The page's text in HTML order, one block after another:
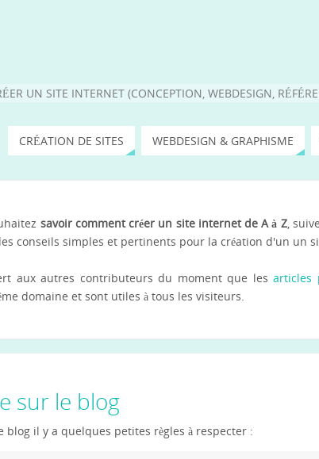
UN SITE INTERNET (CONCEPTION, WEBDESIGN,
CRÉATION DE SITES WEBDESIGN & GRAPHISME
savoir comment créer un site internet de A à Z,
conseils simples et pertinents pour la création d'un un
aux autres contributeurs du moment que les articles
domaine et sont utiles à tous les visiteurs.
sur le blog
blog il y a quelques petites règles à respecter :